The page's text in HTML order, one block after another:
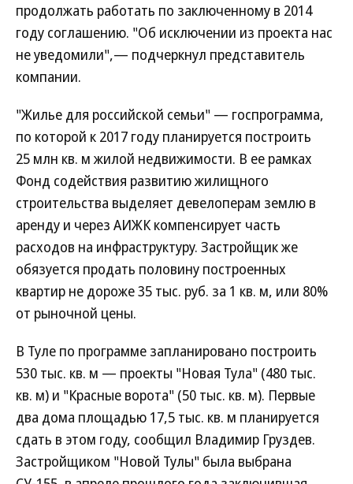
продолжать работать по заключенному в 2014
году соглашению. "Об исключении из проекта нас
не уведомили",— подчеркнул представитель
компании.
"Жилье для российской семьи" — госпрограмма,
по которой к 2017 году планируется построить
25 млн кв. м жилой недвижимости. В ее рамках
Фонд содействия развитию жилищного
строительства выделяет девелоперам землю в
аренду и через АИЖК компенсирует часть
расходов на инфраструктуру. Застройщик же
обязуется продать половину построенных
квартир не дороже 35 тыс. руб. за 1 кв. м, или 80%
от рыночной цены.
В Туле по программе запланировано построить
530 тыс. кв. м — проекты "Новая Тула" (480 тыс.
кв. м) и "Красные ворота" (50 тыс. кв. м). Первые
два дома площадью 17,5 тыс. кв. м планируется
сдать в этом году, сообщил Владимир Груздев.
Застройщиком "Новой Тулы" была выбрана